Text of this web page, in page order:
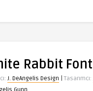
Rabbit Font
J. DeAngelis Design |Tasarımcı: